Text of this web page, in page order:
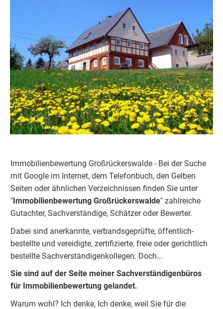
Immobilienbewertung Großrückerswalde - Bei der Suche
mit Google im Internet, dem Telefonbuch, den Gelben
Seiten oder ähnlichen Verzeichnissen finden Sie unter
" Immobilienbewertung Großrückerswalde" zahlreiche
Gutachter, Sachverständige, Schätzer oder Bewerter.
Dabei sind anerkannte, verbandsgeprüfte, öffentlich-
bestellte und vereidigte, zertifizierte, freie oder gerichtlich
bestellte Sachverständigenkollegen. Doch...
Sie sind auf der Seite meiner Sachverständigenbüros
für Immobilienbewertung gelandet.
Warum wohl? Ich denke, Ich denke, weil Sie für die